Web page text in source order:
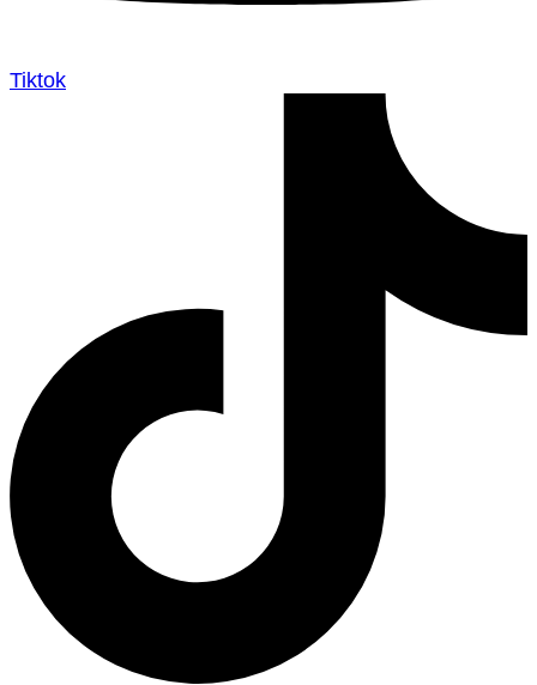
Tiktok